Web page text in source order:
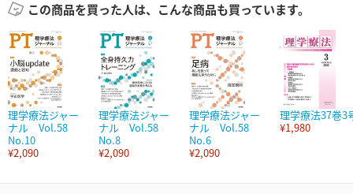
この商品を買った人は、こんな商品も買っています。
理学療法ジャー
ナル Vol.58
No.10
¥2,090
理学療法ジャー
ナル Vol.58
No.8
¥2,090
理学療法ジャー
ナル Vol.58
No.6
¥2,090
理学療法37巻3
¥1,980